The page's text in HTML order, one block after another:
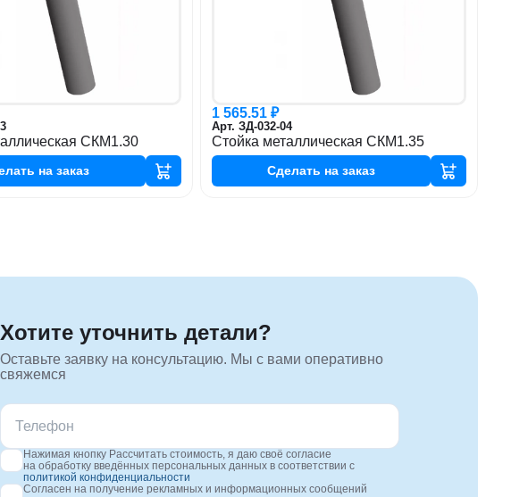
СКМ1.30
на заказ
1 565.51 ₽
Арт. ЗД-032-04
Стойка металлическая СКМ1.35
Сделать на заказ
Хотите уточнить детали?
Оставьте заявку на консультацию. Мы с вами оперативно
свяжемся
Нажимая кнопку Рассчитать стоимость, я даю своё согласие
на обработку введённых персональных данных в соответствии с
политикой конфиденциальности
Согласен на получение рекламных и информационных сообщений